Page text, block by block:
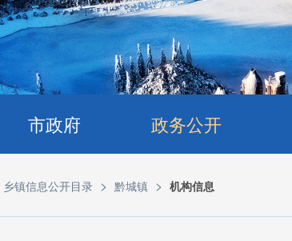
市政府 政务公开
乡镇信息公开目录 > 黔城镇 > 机构信息